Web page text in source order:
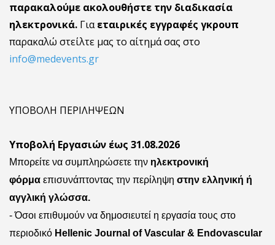
παρακαλούμε ακολουθήστε την διαδικασία
ηλεκτρονικά. Γιαεταιρικές εγγραφές γκρουπ
παρακαλώ στείλτε μας το αίτημά σας στο
info@medevents.gr
ΥΠΟΒΟΛΗ ΠΕΡΙΛΗΨΕΩΝ
Υποβολή Εργασιών έως 31.08.2026
Μπορείτε να συμπληρώσετε την ηλεκτρονική
φόρμα επισυνάπτοντας την περίληψη στην ελληνική ή
αγγλική γλώσσα.
- Όσοι επιθυμούν να δημοσιευτεί η εργασία τους στο
περιοδικό Hellenic Journal of Vascular & Endovascular